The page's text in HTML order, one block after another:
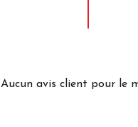
Aucun avis client pour le